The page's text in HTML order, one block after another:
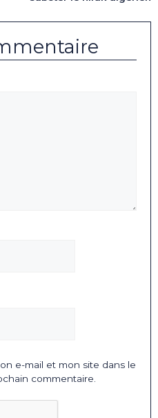
e-mail et mon site dans le
commentaire.